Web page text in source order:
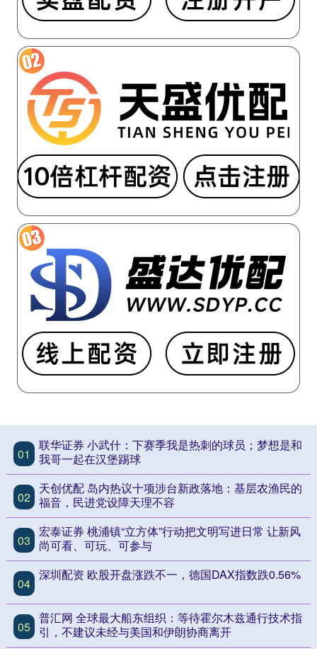
01
联华证券 小武什：下赛季我是热刺的球员；梦想是和
我哥一起在汉堡踢球
02
天创优配 岛内热议十项涉台新政落地：基层农渔民的
福音，民进党设障天理不容
03
宏泰证券 桃浦镇“立方体”行动把文明写进日常 让新风
尚可看、可玩、可参与
04
深圳配资 欧股开盘涨跌不一，德国DAX指数跌0.56%
05
普汇网 全球最大船东组织：等待霍尔木兹通行技术指
引，不建议未经与美国和伊朗协商离开